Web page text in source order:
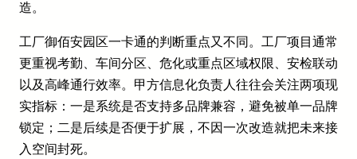
造。
工厂御佰安园区一卡通的判断重点又不同。工厂项目通常
更重视考勤、车间分区、危化或重点区域权限、安检联动
以及高峰通行效率。甲方信息化负责人往往会关注两项现
实指标：一是系统是否支持多品牌兼容，避免被单一品牌
锁定；二是后续是否便于扩展，不因一次改造就把未来接
入空间封死。